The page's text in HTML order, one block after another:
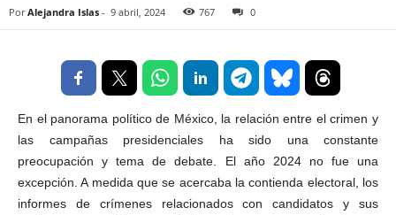
Por Alejandra Islas - 9 abril, 2024 767 0
En el panorama político de México, la relación entre el crimen y
las campañas presidenciales ha sido una constante
preocupación y tema de debate. El año 2024 no fue una
excepción. A medida que se acercaba la contienda electoral, los
informes de crímenes relacionados con candidatos y sus